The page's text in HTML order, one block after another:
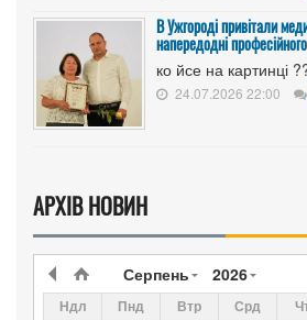
В Ужгороді привітали
напередодні
ко йсе на картинці
24.07.2026 22:00
АРХІВ НОВИН
Серпень 2026
Ндл Пнд Втр Срд